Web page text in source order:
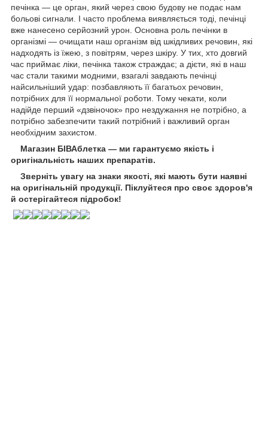
печінка — це орган, який через свою будову не подає нам
больові сигнали. І часто проблема виявляється тоді, печінці
вже нанесено серйозний урон. Основна роль печінки в
організмі — очищати наш організм від шкідливих речовин, які
надходять із їжею, з повітрям, через шкіру. У тих, хто довгий
час приймає ліки, печінка також страждає; а дієти, які в наш
час стали такими модними, взагалі завдають печінці
найсильніший удар: позбавляють її багатьох речовин,
потрібних для її нормальної роботи. Тому чекати, коли
надійде перший «дзвіночок» про нездужання не потрібно, а
потрібно забезпечити такий потрібний і важливий орган
необхідним захистом.
Магазин БІВАблетка — ми гарантуємо якість і
оригінальність наших препаратів.
Зверніть увагу на знаки якості, які мають бути наявні
на оригінальній продукції. Піклуйтеся про своє здоров'я
й остерігайтеся підробок!